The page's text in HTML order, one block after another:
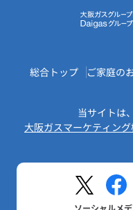
総合トップ ご家庭の
当サイトは、
大阪ガスマーケティン
ソーシャルメ